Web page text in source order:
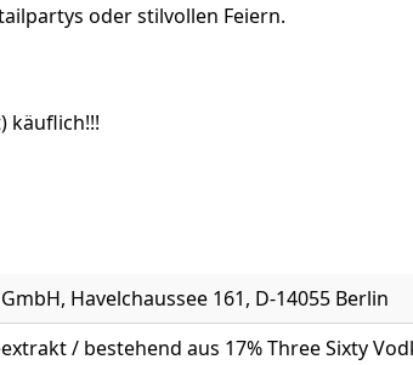
oder stilvollen Feiern.
käuflich!!!
Havelchaussee 161, D-14055 Berlin
/ bestehend aus 17% Three Sixty